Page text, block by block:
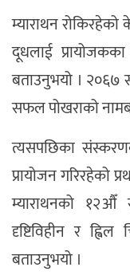
म्याराथन
दूधलाई
बताउनुभयो । २०६७
सफल पोखराको
त्यसपछिका
प्रायोजन गरिरहेको
म्याराथनको १२औँ
दृष्टिविहीन र
बताउनुभयो ।